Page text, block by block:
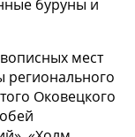
буруны и
мест
Оковецкого